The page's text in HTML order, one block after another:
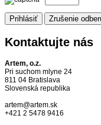
Kontaktujte nás
Artem, o.z.
Pri suchom mlyne 24
811 04 Bratislava
Slovenská republika
artem@artem.sk
+421 2 5478 9416